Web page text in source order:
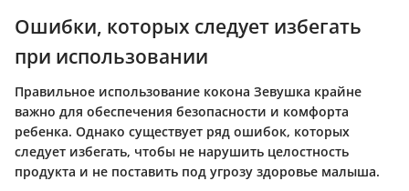
Ошибки, которых следует избегать
при использовании
Правильное использование кокона Зевушка крайне
важно для обеспечения безопасности и комфорта
ребенка. Однако существует ряд ошибок, которых
следует избегать, чтобы не нарушить целостность
продукта и не поставить под угрозу здоровье малыша.